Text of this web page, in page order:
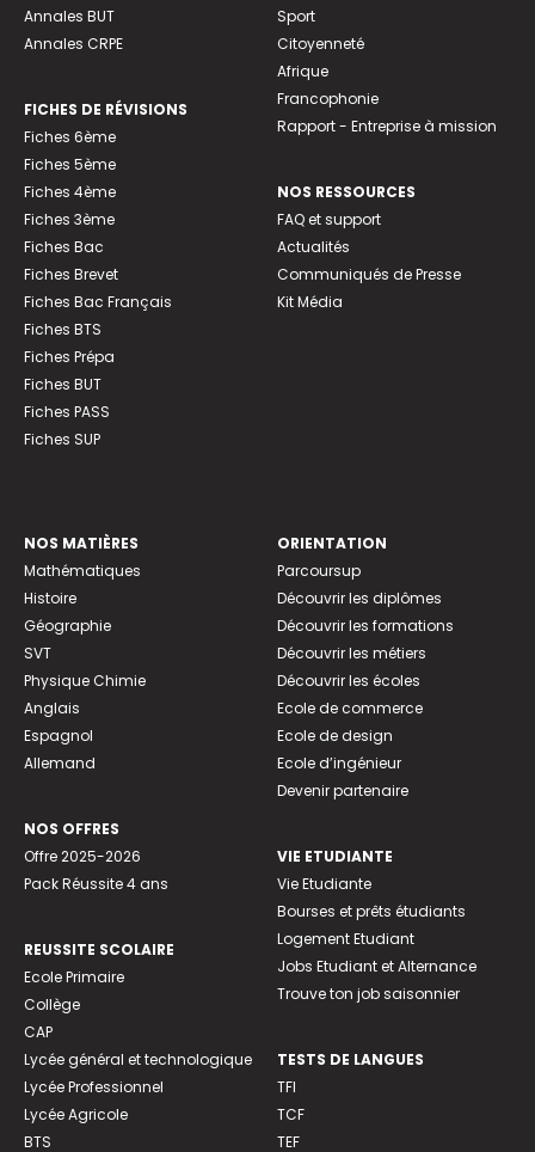
Annales BUT
Annales CRPE
FICHES DE RÉVISIONS
Fiches 6ème
Fiches 5ème
Fiches 4ème
Fiches 3ème
Fiches Bac
Fiches Brevet
Fiches Bac Français
Fiches BTS
Fiches Prépa
Fiches BUT
Fiches PASS
Fiches SUP
Sport
Citoyenneté
Afrique
Francophonie
Rapport - Entreprise à mission
NOS RESSOURCES
FAQ et support
Actualités
Communiqués de Presse
Kit Média
NOS MATIÈRES
Mathématiques
Histoire
Géographie
SVT
Physique Chimie
Anglais
Espagnol
Allemand
NOS OFFRES
Offre 2025-2026
Pack Réussite 4 ans
REUSSITE SCOLAIRE
Ecole Primaire
Collège
CAP
Lycée général et technologique
Lycée Professionnel
Lycée Agricole
BTS
ORIENTATION
Parcoursup
Découvrir les diplômes
Découvrir les formations
Découvrir les métiers
Découvrir les écoles
Ecole de commerce
Ecole de design
Ecole d’ingénieur
Devenir partenaire
VIE ETUDIANTE
Vie Etudiante
Bourses et prêts étudiants
Logement Etudiant
Jobs Etudiant et Alternance
Trouve ton job saisonnier
TESTS DE LANGUES
TFI
TCF
TEF